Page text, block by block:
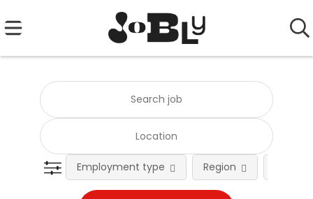
Employment type Region